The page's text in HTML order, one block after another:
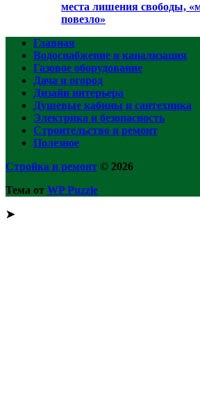
места лишения свободы,
повезло»
Главная
Водоснабжение и канализация
Газовое оборудование
Дача и огород
Дизайн интерьера
Душевые кабины и сантехника
Электрика и безопасность
Строительство и ремонт
Полезное
Стройка и ремонт © 2026
Тема от WP Puzzle
➤